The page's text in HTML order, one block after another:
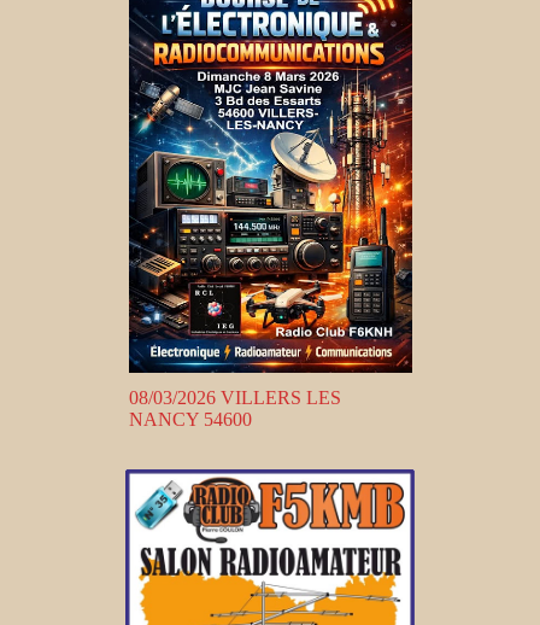
08/03/2026 VILLERS LES
NANCY 54600